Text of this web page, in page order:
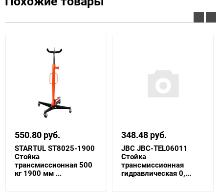
550.80 руб.
STARTUL ST8025-1900
Стойка
трансмиссионная 500
кг 1900 мм ...
348.48 руб.
JBC JBC-TEL06011
Стойка
трансмиссионная
гидравлическая 0,...